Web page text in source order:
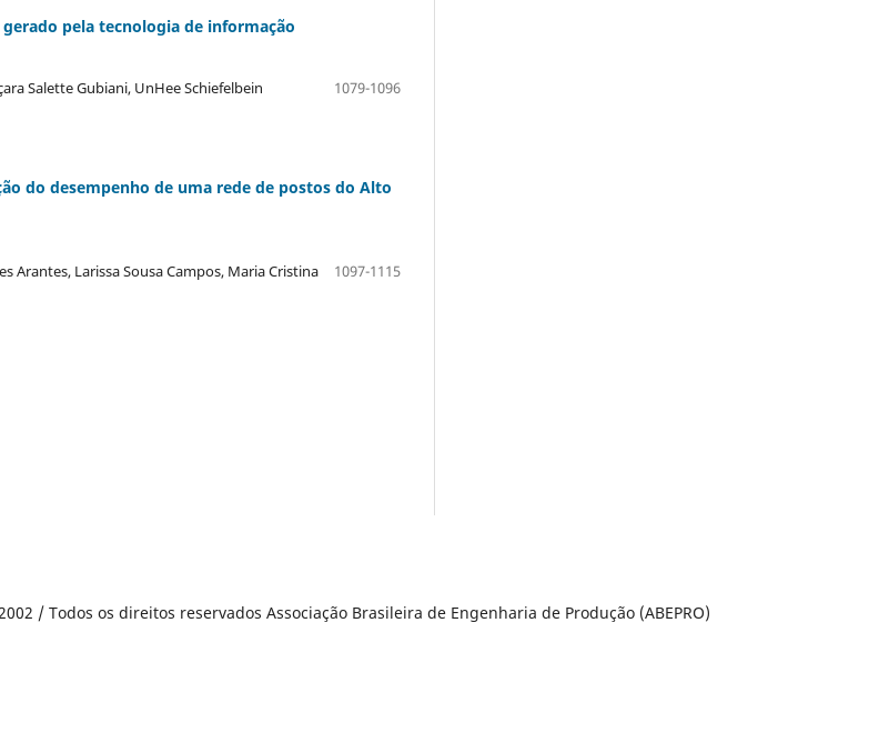
pela tecnologia de informação
Salette Gubiani, UnHee Schiefelbein
1079-1096
do desempenho de uma rede de postos do Alto
Arantes, Larissa Sousa Campos, Maria Cristina
1097-1115
/ Todos os direitos reservados Associação Brasileira de Engenharia de Produção (ABEPRO)